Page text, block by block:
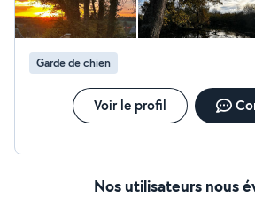
Garde de chien
Voir le profil
Nos utilisateurs nous